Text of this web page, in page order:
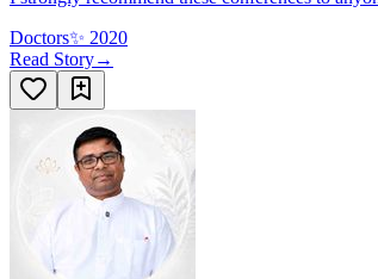
Doctors✨ 2020
Read Story→